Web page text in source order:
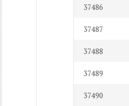
37486
37487
37488
37489
37490